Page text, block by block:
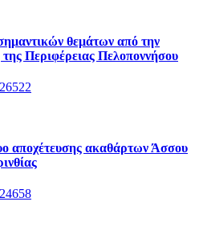
θεμάτων από την
Περιφέρειας Πελοποννήσου
26522
αποχέτευσης ακαθάρτων Άσσου
24658